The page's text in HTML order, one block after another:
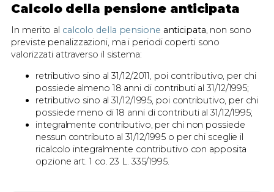
Calcolo della pensione anticipata
In merito al calcolo della pensione anticipata, non sono
previste penalizzazioni, ma i periodi coperti sono
valorizzati attraverso il sistema:
retributivo sino al 31/12/2011, poi contributivo, per chi
possiede almeno 18 anni di contributi al 31/12/1995;
retributivo sino al 31/12/1995, poi contributivo, per chi
possiede meno di 18 anni di contributi al 31/12/1995;
integralmente contributivo, per chi non possiede
nessun contributo al 31/12/1995 o per chi sceglie il
ricalcolo integralmente contributivo con apposita
opzione art. 1 co. 23 L. 335/1995.